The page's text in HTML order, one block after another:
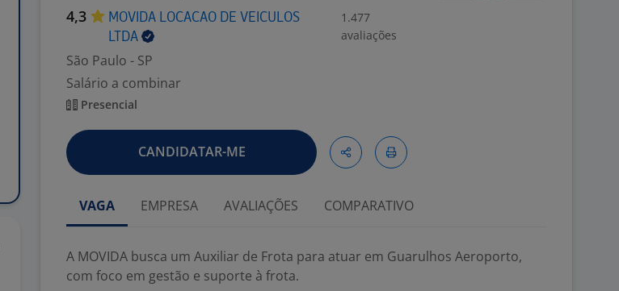
4,3
MOVIDA LOCACAO DE VEICULOS
LTDA
1.477
avaliações
São Paulo - SP
Salário a combinar
Presencial
CANDIDATAR-ME
VAGA EMPRESA AVALIAÇÕES COMPARATIVO
A MOVIDA busca um Auxiliar de Frota para atuar em Guarulhos Aeroporto,
com foco em gestão e suporte à frota.